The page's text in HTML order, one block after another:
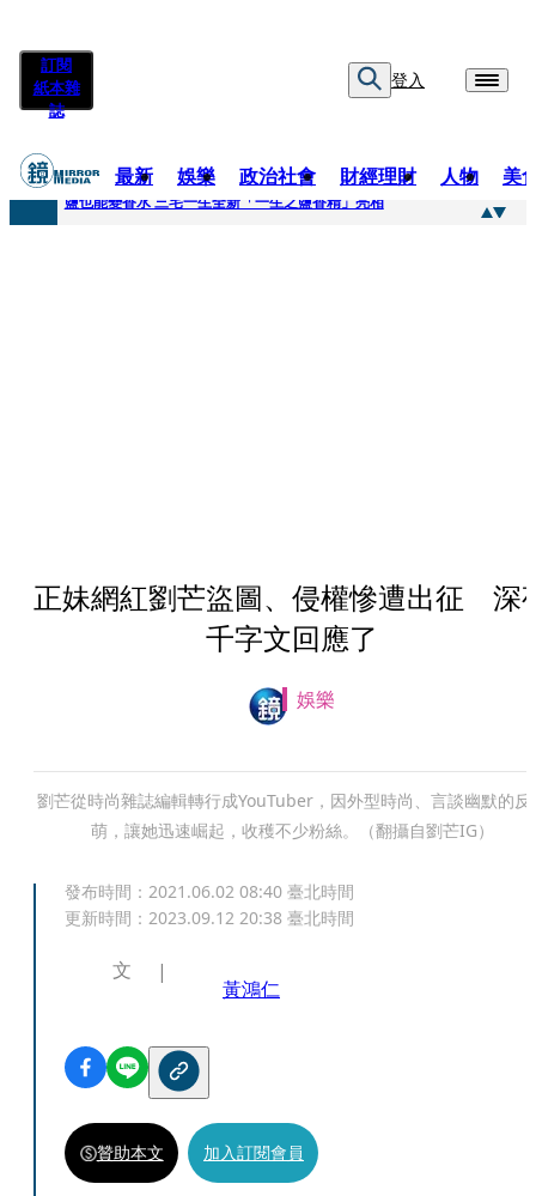
訂閱
紙本雜
誌
登入
最新 娛樂 政治社會 財經理財 人物 美
快訊
鹽也能變香水 三宅一生全新「一生之鹽香精」亮相
正妹網紅劉芒盜圖、侵權慘遭出征 深
千字文回應了
娛樂
劉芒從時尚雜誌編輯轉行成YouTuber，因外型時尚、言談幽默的反
萌，讓她迅速崛起，收穫不少粉絲。（翻攝自劉芒IG）
發布時間： 2021.06.02 08:40 臺北時間
更新時間： 2023.09.12 20:38 臺北時間
文
黃鴻仁
贊助本文 加入訂閱會員